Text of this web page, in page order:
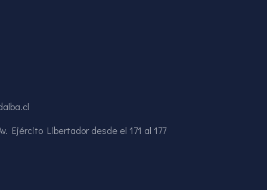
Ejército Libertador desde el 171 al 177